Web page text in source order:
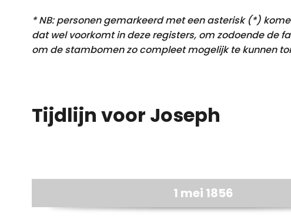
* NB: personen gemarkeerd met een asterisk (*)
datwel voorkomtin deze registers, om zodoende de
om de stambomen zo compleet mogelijk te kunnen
Tijdlijn voor Joseph
1 mei 1856